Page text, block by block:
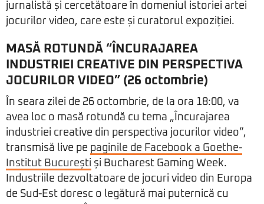
jurnalistă și cercetătoare în domeniul istoriei artei
jocurilor video, care este și curatorul expoziției.
MASĂ ROTUNDĂ “ÎNCURAJAREA
INDUSTRIEI CREATIVE DIN PERSPECTIVA
JOCURILOR VIDEO” (26 octombrie)
În seara zilei de 26 octombrie, de la ora 18:00, va
avea loc o masă rotundă cu tema „Încurajarea
industriei creative din perspectiva jocurilor video”,
transmisă live pe paginile de Facebook a Goethe-
Institut București și Bucharest Gaming Week.
Industriile dezvoltatoare de jocuri video din Europa
de Sud-Est doresc o legătură mai puternică cu